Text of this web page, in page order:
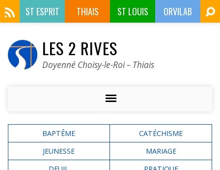
ST ESPRIT THIAIS ST LOUIS ORVILAB
LES 2 RIVES
Doyenné Choisy-le-Roi – Thiais
BAPTÊME
CATÉCHISME
JEUNESSE
MARIAGE